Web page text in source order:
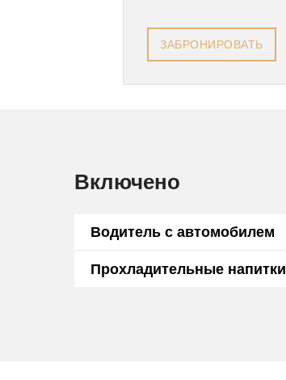
ЗАБРОНИРОВАТЬ
Включено
Водитель с автомобилем
Прохладительные напитки